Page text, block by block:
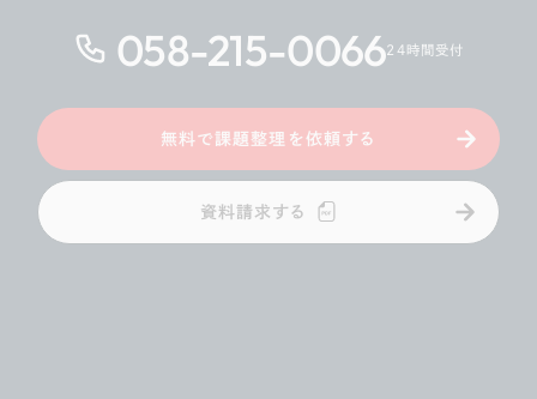
058-215-006624時間受付
無料で課題整理を依頼する
資料請求する